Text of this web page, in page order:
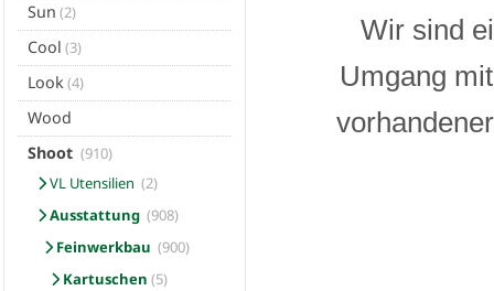
Sun (2)
Cool (3)
Look(4)
Wood
Shoot (910)
VL Utensilien (2)
Ausstattung (908)
Feinwerkbau (900)
Kartuschen (5)
Wir sind
Umgang